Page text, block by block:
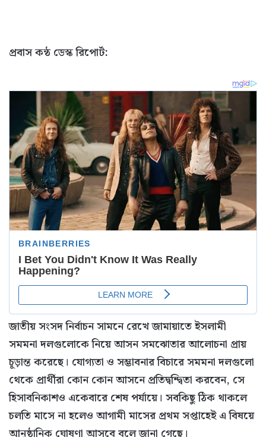
প্রবাস কন্ঠ ডেস্ক রিপোর্ট:
জাতীয় সংসদ নির্বাচন সামনে রেখে জামায়াতে ইসলামী
সমমনা দলগুলোকে নিয়ে আসন সমঝোতার আলোচনা প্রায়
চূড়ান্ত করেছে। যোগ্যতা ও সম্ভাবনার বিচারে সমমনা দলগুলো
থেকে প্রার্থীরা কোন কোন আসনে প্রতিদ্বন্দ্বিতা করবেন, সে
হিসাবনিকাশও একেবারে শেষ পর্যায়ে। সবকিছু ঠিক থাকলে
চলতি মাসে না হলেও আগামী মাসের প্রথম সপ্তাহেই এ বিষয়ে